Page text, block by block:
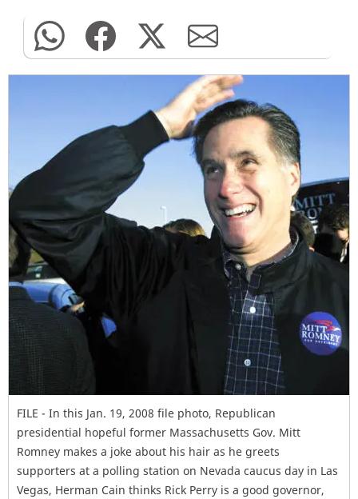
FILE - In this Jan. 19, 2008 file photo, Republican
presidential hopeful former Massachusetts Gov. Mitt
Romney makes a joke about his hair as he greets
supporters at a polling station on Nevada caucus day in Las
Vegas, Herman Cain thinks Rick Perry is a good governor,